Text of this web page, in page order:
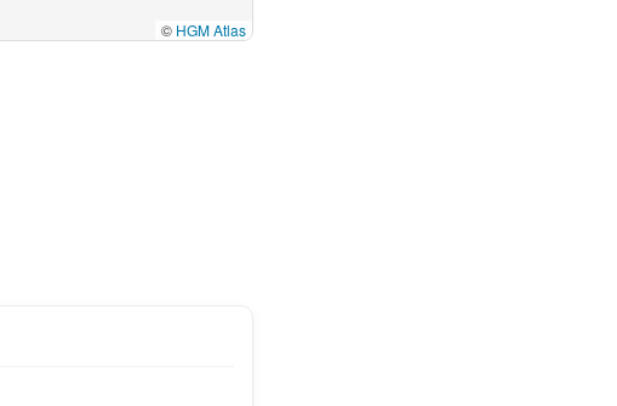
© HGM Atlas